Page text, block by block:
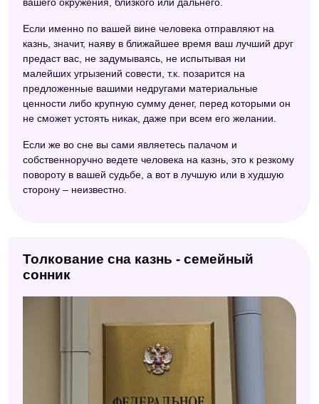
Если именно по вашей вине человека отправляют на
казнь, значит, наяву в ближайшее время ваш лучший друг
предаст вас, не задумываясь, не испытывая ни
малейших угрызений совести, т.к. позарится на
предложенные вашими недругами материальные
ценности либо крупную сумму денег, перед которыми он
не сможет устоять никак, даже при всем его желании.
Если же во сне вы сами являетесь палачом и
собственноручно ведете человека на казнь, это к резкому
повороту в вашей судьбе, а вот в лучшую или в худшую
сторону – неизвестно.
Толкование сна казнь - семейный
сонник